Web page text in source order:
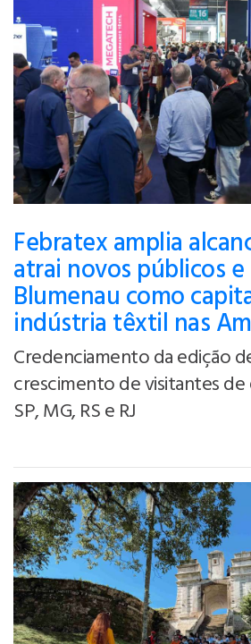
Febratex amplia
atrai novos públicos
Blumenau como
indústria têxtil nas
Credenciamento da edição
crescimento de visitantes
SP, MG, RS e RJ